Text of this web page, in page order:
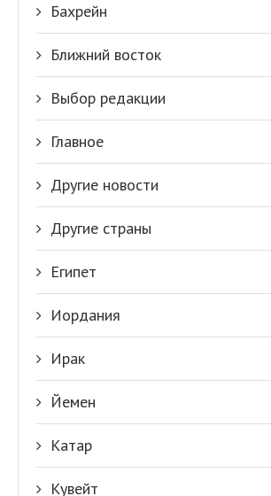
Бахрейн
Ближний восток
Выбор редакции
Главное
Другие новости
Другие страны
Египет
Иордания
Ирак
Йемен
Катар
Кувейт